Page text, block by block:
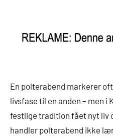
En polterabend markerer
livsfase til en anden – men i
festlige tradition fået nyt liv
handler polterabend ikke